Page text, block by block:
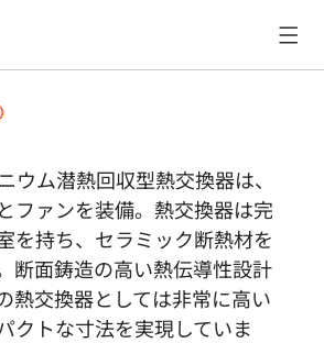
ウム潜熱回収型熱交換器は、
ファンを装備。熱交換器は完
を持ち、セラミック断熱材を
断面鋳造の高い熱伝導性設計
熱交換器としては非常に高い
クトな寸法を実現していま